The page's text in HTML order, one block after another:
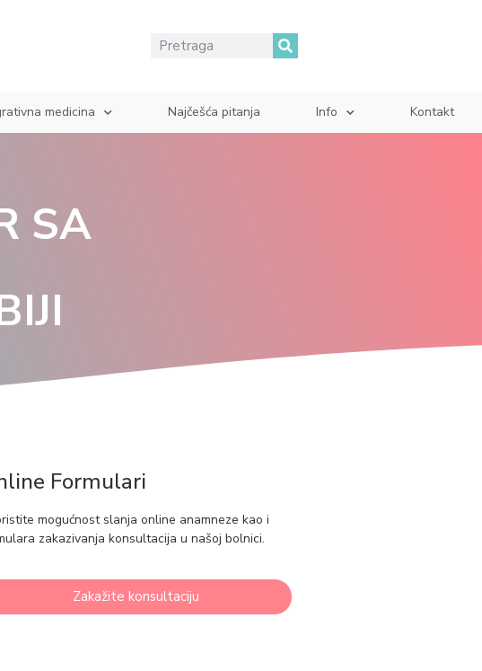
medicina Najčešća pitanja Info Kontakt
SA
Formulari
mogućnost slanja online anamneze kao i
zakazivanja konsultacija u našoj bolnici.
Zakažite konsultaciju